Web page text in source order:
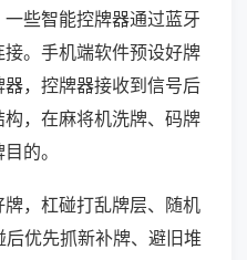
些智能控牌器通过蓝牙
。手机端软件预设好牌
，控牌器接收到信号后
，在麻将机洗牌、码牌
的。
，杠碰打乱牌层、随机
优先抓新补牌、避旧堆